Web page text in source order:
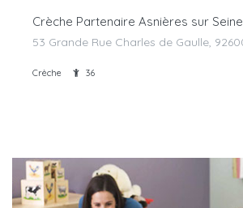
Crèche Partenaire Asnières sur Seine
Crèche 36